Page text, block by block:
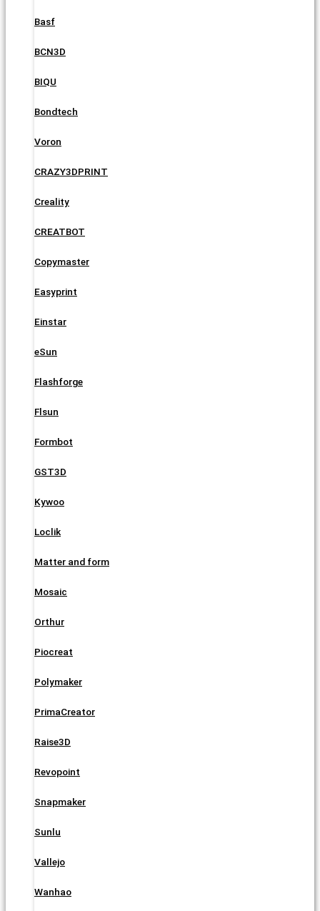
Basf
BCN3D
BIQU
Bondtech
Voron
CRAZY3DPRINT
Creality
CREATBOT
Copymaster
Easyprint
Einstar
eSun
Flashforge
Flsun
Formbot
GST3D
Kywoo
Loclik
Matter and form
Mosaic
Orthur
Piocreat
Polymaker
PrimaCreator
Raise3D
Revopoint
Snapmaker
Sunlu
Vallejo
Wanhao